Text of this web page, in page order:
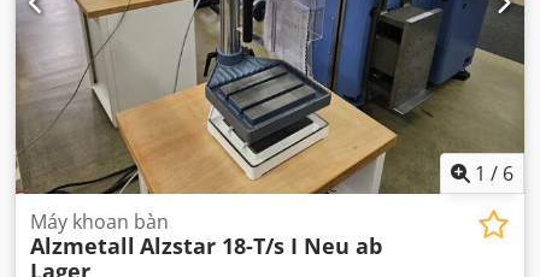
1 / 6
Máy khoan bàn
Alzmetall Alzstar 18-T/s I Neu ab
Lager